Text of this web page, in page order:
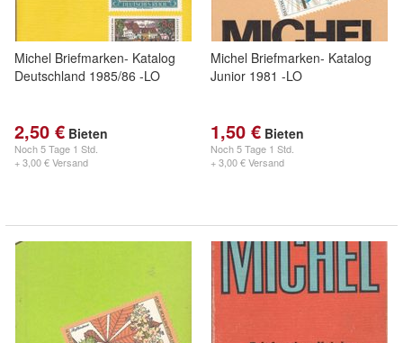
Michel Briefmarken- Katalog
Deutschland 1985/86 -LO
2,50 € Bieten
Noch5 Tage 1 Std.
+ 3,00 € Versand
Michel Briefmarken- Katalog
Junior 1981 -LO
1,50 € Bieten
Noch5 Tage 1 Std.
+ 3,00 € Versand